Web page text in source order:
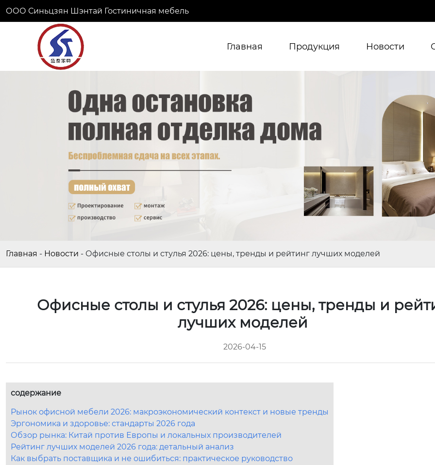
ООО Синьцзян Шэнтай Гостиничная мебель
Главная Продукция Новости
Главная - Новости - Офисные столы и стулья 2026: цены, тренды и рейтинг лучших моделей
Офисные столы и стулья 2026: цены, тренды и
лучших моделей
2026-04-15
содержание
Рынок офисной мебели 2026: макроэкономический контекст и новые тренды
Эргономика и здоровье: стандарты 2026 года
Обзор рынка: Китай против Европы и локальных производителей
Рейтинг лучших моделей 2026 года: детальный анализ
Как выбрать поставщика и не ошибиться: практическое руководство